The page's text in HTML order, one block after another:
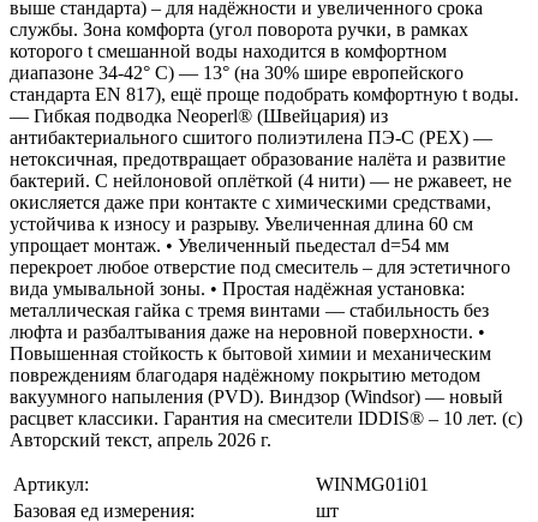
выше стандарта) – для надёжности и увеличенного срока
службы. Зона комфорта (угол поворота ручки, в рамках
которого t смешанной воды находится в комфортном
диапазоне 34-42° С) — 13° (на 30% шире европейского
стандарта EN 817), ещё проще подобрать комфортную t воды.
–– Гибкая подводка Neoperl® (Швейцария) из
антибактериального сшитого полиэтилена ПЭ-С (PEX) —
нетоксичная, предотвращает образование налёта и развитие
бактерий. С нейлоновой оплёткой (4 нити) — не ржавеет, не
окисляется даже при контакте с химическими средствами,
устойчива к износу и разрыву. Увеличенная длина 60 см
упрощает монтаж. • Увеличенный пьедестал d=54 мм
перекроет любое отверстие под смеситель – для эстетичного
вида умывальной зоны. • Простая надёжная установка:
металлическая гайка с тремя винтами –– стабильность без
люфта и разбалтывания даже на неровной поверхности. •
Повышенная стойкость к бытовой химии и механическим
повреждениям благодаря надёжному покрытию методом
вакуумного напыления (PVD). Виндзор (Windsor) –– новый
расцвет классики. Гарантия на смесители IDDIS® – 10 лет. (с)
Авторский текст, апрель 2026 г.
Артикул:
WINMG01i01
Базовая ед измерения:
шт